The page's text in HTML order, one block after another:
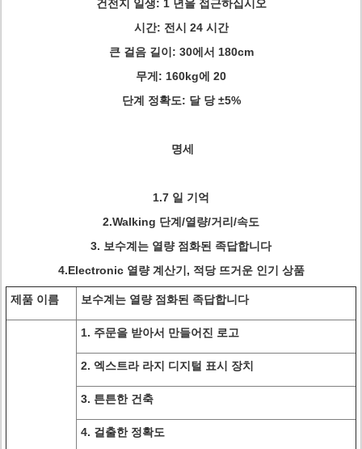
건전지 일생: 1 년을 접근하십시오
시간: 전시 24 시간
큰 걸음 길이: 30에서 180cm
무게: 160kg에 20
단계 정확도: 달 당 ±5%
명세
1.7 일 기억
2.Walking 단계/열량/거리/속도
3. 보수계는 열량 점화된 족답합니다
4.Electronic 열량 계산기, 적당 뜨거운 인기 상품
제품 이름 보수계는 열량 점화된 족답합니다
1. 주문을 받아서 만들어진 로고
2. 엑스트라 라지 디지털 표시 장치
3. 튼튼한 건축
4. 걸출한 정확도